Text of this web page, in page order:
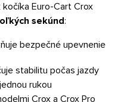
Euro-Cart Crox
sekúnd:
bezpečné upevnenie
stabilitu počas jazdy
jednou rukou
Crox a Crox Pro